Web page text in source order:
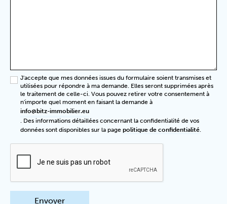
J'accepte que mes données issues du formulaire soient transmises et
utilisées pour répondre à ma demande. Elles seront supprimées après
le traitement de celle-ci. Vous pouvez retirer votre consentement à
n'importe quel moment en faisant la demande à
info@bitz-immobilier.eu
. Des informations détaillées concernant la confidentialité de vos
données sont disponibles sur la page politique de confidentialité.